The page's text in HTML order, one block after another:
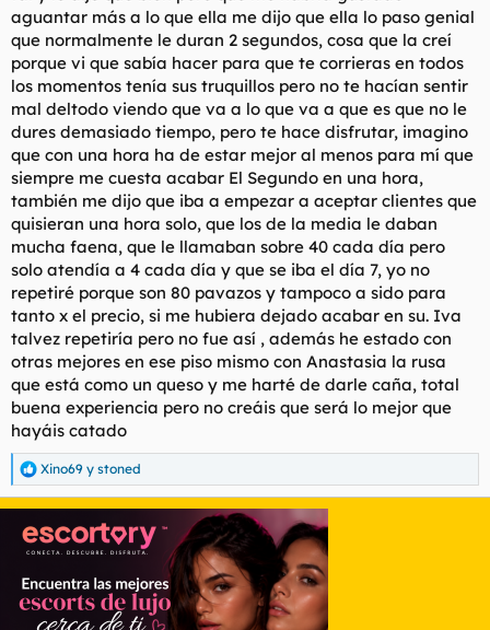
aguantar más a lo que ella me dijo que ella lo paso genial
que normalmente le duran 2 segundos, cosa que la creí
porque vi que sabía hacer para que te corrieras en todos
los momentos tenía sus truquillos pero no te hacían sentir
mal deltodo viendo que va a lo que va a que es que no le
dures demasiado tiempo, pero te hace disfrutar, imagino
que con una hora ha de estar mejor al menos para mí que
siempre me cuesta acabar El Segundo en una hora,
también me dijo que iba a empezar a aceptar clientes que
quisieran una hora solo, que los de la media le daban
mucha faena, que le llamaban sobre 40 cada día pero
solo atendía a 4 cada día y que se iba el día 7, yo no
repetiré porque son 80 pavazos y tampoco a sido para
tanto x el precio, si me hubiera dejado acabar en su. Iva
talvez repetiría pero no fue así , además he estado con
otras mejores en ese piso mismo con Anastasia la rusa
que está como un queso y me harté de darle caña, total
buena experiencia pero no creáis que será lo mejor que
hayáis catado
R
e
a
c
c
o
n
e
Xino69 y stoned